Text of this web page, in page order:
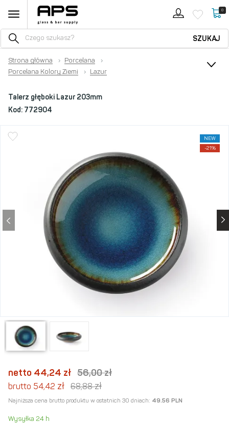
0
SZUKAJ
Strona główna › Porcelana
›
Porcelana Kolory Ziemi
› Lazur
Talerz głęboki Lazur 203mm
Kod: 772904
NEW
-21%
netto 44,24 zł 56,00zł
brutto 54,42 zł 68,88zł
Najniższa cena brutto produktu w ostatnich 30 dniach: 49.56 PLN
Wysyłka 24 h